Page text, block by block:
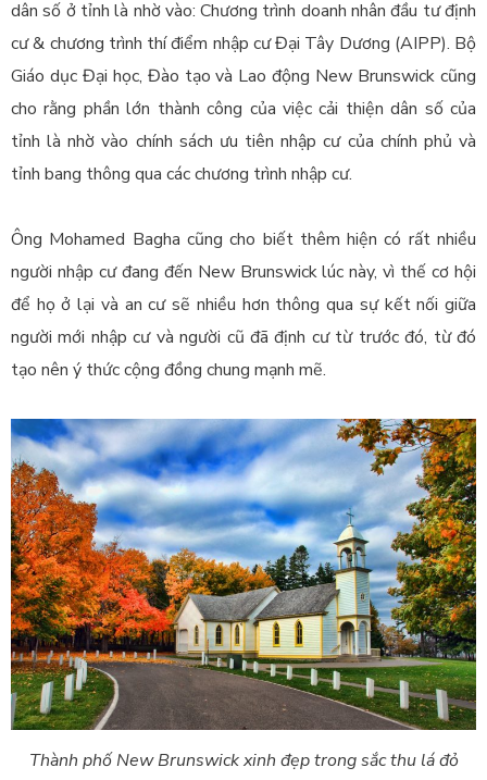
dân số ở tỉnh là nhờ vào: Chương trình doanh nhân đầu tư định
cư & chương trình thí điểm nhập cư Đại Tây Dương (AIPP). Bộ
Giáo dục Đại học, Đào tạo và Lao động New Brunswick cũng
cho rằng phần lớn thành công của việc cải thiện dân số của
tỉnh là nhờ vào chính sách ưu tiên nhập cư của chính phủ và
tỉnh bang thông qua các chương trình nhập cư.
Ông Mohamed Bagha cũng cho biết thêm hiện có rất nhiều
người nhập cư đang đến New Brunswick lúc này, vì thế cơ hội
để họ ở lại và an cư sẽ nhiều hơn thông qua sự kết nối giữa
người mới nhập cư và người cũ đã định cư từ trước đó, từ đó
tạo nên ý thức cộng đồng chung mạnh mẽ.
Thành phố New Brunswick xinh đẹp trong sắc thu lá đỏ